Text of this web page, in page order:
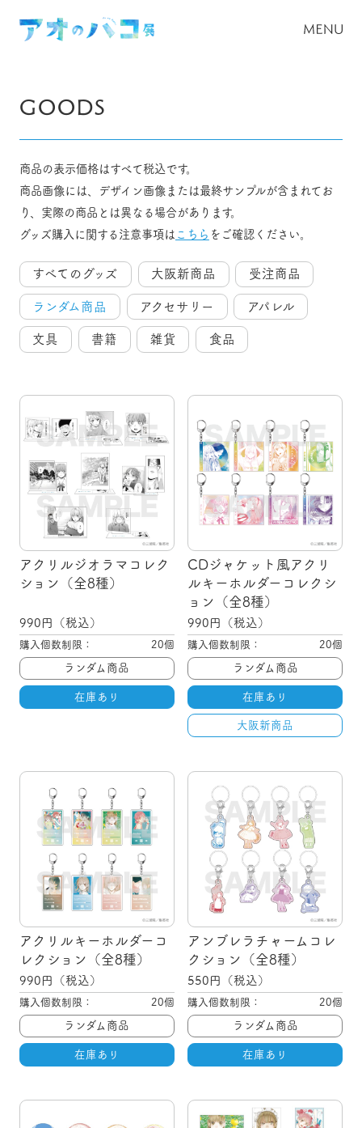
GOODS
商品の表示価格はすべて税込です。
商品画像には、デザイン画像または最終サンプルが含まれてお
り、実際の商品とは異なる場合があります。
グッズ購入に関する注意事項は こちら をご確認ください。
すべてのグッズ 大阪新商品 受注商品
ランダム商品 アクセサリー アパレル
文具 書籍 雑貨 食品
アクリルジオラマコレク
ション（全8種）
990 円（税込）
購入個数制限： 20個
ランダム商品
在庫あり
CDジャケット風アクリ
ルキーホルダーコレクシ
ョン（全8種）
990 円（税込）
購入個数制限： 20個
ランダム商品
在庫あり
大阪新商品
アクリルキーホルダーコ
レクション（全8種）
990 円（税込）
購入個数制限： 20個
ランダム商品
在庫あり
アンブレラチャームコレ
クション（全8種）
550 円（税込）
購入個数制限： 20個
ランダム商品
在庫あり